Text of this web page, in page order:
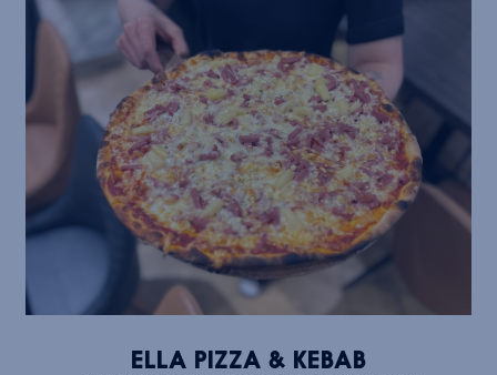
ELLA PIZZA & KEBAB